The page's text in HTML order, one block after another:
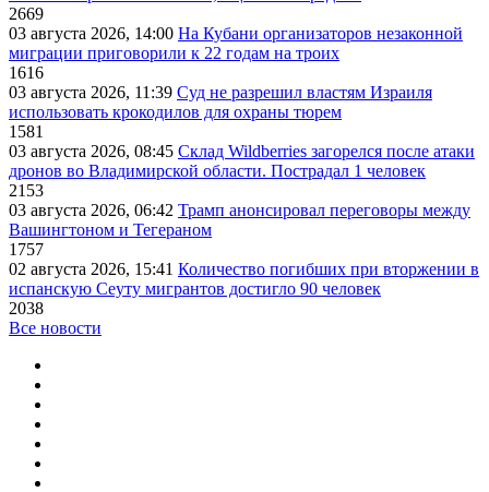
2669
03 августа 2026, 14:00 На Кубани организаторов незаконной
миграции приговорили к 22 годам на троих
1616
03 августа 2026, 11:39 Суд не разрешил властям Израиля
использовать крокодилов для охраны тюрем
1581
03 августа 2026, 08:45 Склад Wildberries загорелся после атаки
дронов во Владимирской области. Пострадал 1 человек
2153
03 августа 2026, 06:42 Трамп анонсировал переговоры между
Вашингтоном и Тегераном
1757
02 августа 2026, 15:41 Количество погибших при вторжении в
испанскую Сеуту мигрантов достигло 90 человек
2038
Все новости